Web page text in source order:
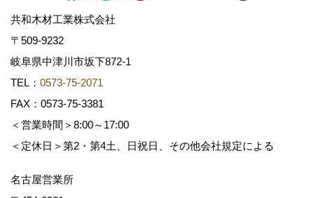
共和木材工業株式会社
〒509-9232
岐阜県中津川市坂下872‐1
TEL： 0573-75-2071
FAX：0573-75-3381
＜営業時間＞8:00～17:00
＜定休日＞第2・第4土、日祝日、その他会社規定による
名古屋営業所